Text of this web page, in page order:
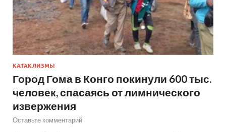
КАТАКЛИЗМЫ
Город Гома в Конго покинули 600 тыс.
человек, спасаясь от лимнического
извержения
Оставьте комментарий